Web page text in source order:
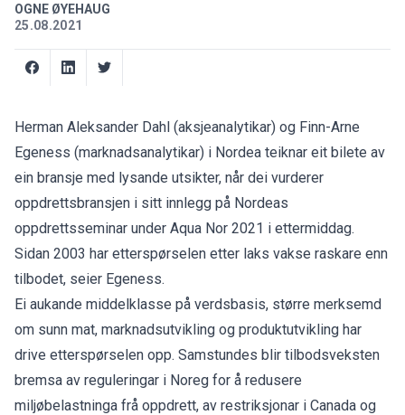
OGNE ØYEHAUG
25.08.2021
Herman Aleksander Dahl (aksjeanalytikar) og Finn-Arne
Egeness (marknadsanalytikar) i Nordea teiknar eit bilete av
ein bransje med lysande utsikter, når dei vurderer
oppdrettsbransjen i sitt innlegg på Nordeas
oppdrettsseminar under Aqua Nor 2021 i ettermiddag.
Sidan 2003 har etterspørselen etter laks vakse raskare enn
tilbodet, seier Egeness.
Ei aukande middelklasse på verdsbasis, større merksemd
om sunn mat, marknadsutvikling og produktutvikling har
drive etterspørselen opp. Samstundes blir tilbodsveksten
bremsa av reguleringar i Noreg for å redusere
miljøbelastninga frå oppdrett, av restriksjonar i Canada og